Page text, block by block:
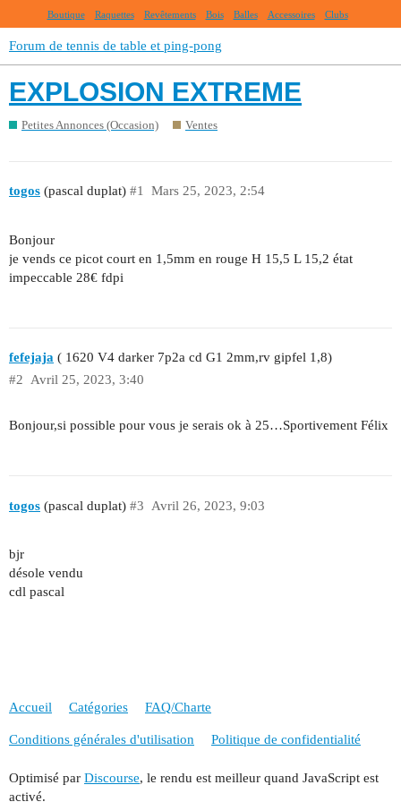
Boutique Raquettes Revêtements Bois Balles Accessoires Clubs
Forum de tennis de table et ping-pong
EXPLOSION EXTREME
Petites Annonces (Occasion) Ventes
togos (pascal duplat) Mars 25, 2023, 2:54
#1
Bonjour
je vends ce picot court en 1,5mm en rouge H 15,5 L 15,2 état
impeccable 28€ fdpi
fefejaja ( 1620 V4 darker 7p2a cd G1 2mm,rv gipfel 1,8)
Avril 25, 2023, 3:40
#2
Bonjour,si possible pour vous je serais ok à 25…Sportivement Félix
togos (pascal duplat) Avril 26, 2023, 9:03
#3
bjr
désole vendu
cdl pascal
Accueil Catégories FAQ/Charte
Conditions générales d'utilisation Politique de confidentialité
Optimisé par Discourse, le rendu est meilleur quand JavaScript est
activé.